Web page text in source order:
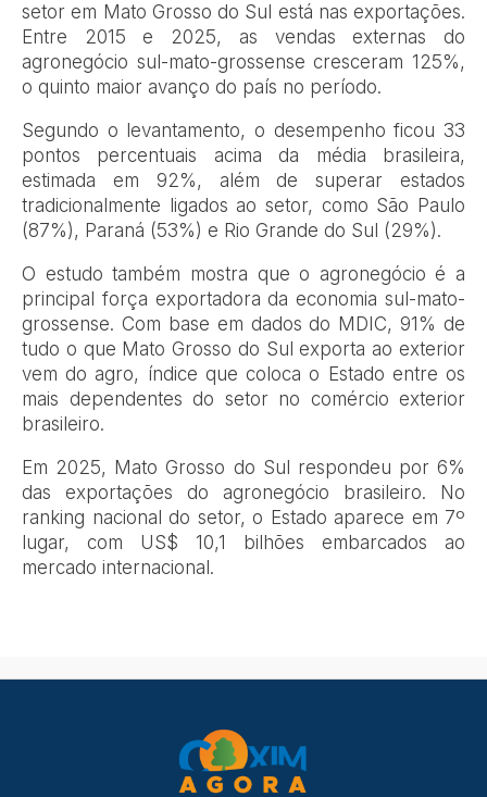
setor em Mato Grosso do Sul está nas exportações.
Entre 2015 e 2025, as vendas externas do
agronegócio sul-mato-grossense cresceram 125%,
o quinto maior avanço do país no período.
Segundo o levantamento, o desempenho ficou 33
pontos percentuais acima da média brasileira,
estimada em 92%, além de superar estados
tradicionalmente ligados ao setor, como São Paulo
(87%), Paraná (53%) e Rio Grande do Sul (29%).
O estudo também mostra que o agronegócio é a
principal força exportadora da economia sul-mato-
grossense. Com base em dados do MDIC, 91% de
tudo o que Mato Grosso do Sul exporta ao exterior
vem do agro, índice que coloca o Estado entre os
mais dependentes do setor no comércio exterior
brasileiro.
Em 2025, Mato Grosso do Sul respondeu por 6%
das exportações do agronegócio brasileiro. No
ranking nacional do setor, o Estado aparece em 7º
lugar, com US$ 10,1 bilhões embarcados ao
mercado internacional.